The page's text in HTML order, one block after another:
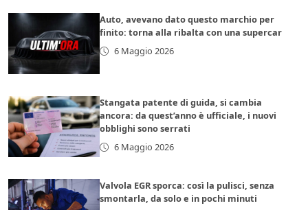
Auto, avevano dato questo marchio per
finito: torna alla ribalta con una supercar
6 Maggio 2026
Stangata patente di guida, si cambia
ancora: da quest’anno è ufficiale, i nuovi
obblighi sono serrati
6 Maggio 2026
Valvola EGR sporca: così la pulisci, senza
smontarla, da solo e in pochi minuti